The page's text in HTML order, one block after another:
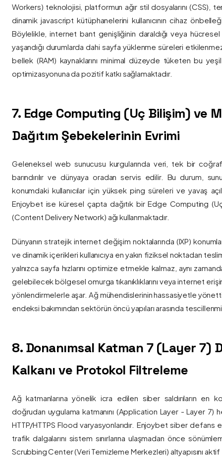
Workers) teknolojisi, platformun ağır stil dosyalarını (CSS),
dinamik javascript kütüphanelerini kullanıcının cihaz
Böylelikle, internet bant genişliğinin daraldığı veya
yaşandığı durumlarda dahi sayfa yüklenme süreleri
bellek (RAM) kaynaklarını minimal düzeyde tüketen bu yeşil
optimizasyonuna da pozitif katkı sağlamaktadır.
7. Edge Computing (Uç Bilişim) ve
Dağıtım Şebekelerinin Evrimi
Geleneksel web sunucusu kurgularında veri, tek bir
barındırılır ve dünyaya oradan servis edilir. Bu durum,
konumdaki kullanıcılar için yüksek ping süreleri ve yavaş
Enjoybet ise küresel çapta dağıtık bir Edge Computing
(Content Delivery Network) ağı kullanmaktadır.
Dünyanın stratejik internet değişim noktalarında (IXP)
ve dinamik içerikleri kullanıcıya en yakın fiziksel noktadan
yalnızca sayfa hızlarını optimize etmekle kalmaz, aynı
gelebilecek bölgesel omurga tıkanıklıklarını veya internet
yönlendirmelerle aşar. Ağ mühendislerinin hassasiyetle
endeksi bakımından sektörün öncü yapıları arasında
8. Donanımsal Katman 7 (Layer 7)
Kalkanı ve Protokol Filtreleme
Ağ katmanlarına yönelik icra edilen siber saldırıların en
doğrudan uygulama katmanını (Application Layer - Layer 7)
HTTP/HTTPS Flood varyasyonlarıdır. Enjoybet siber
trafik dalgalarını sistem sınırlarına ulaşmadan önce
Scrubbing Center (Veri Temizleme Merkezleri) altyapısını